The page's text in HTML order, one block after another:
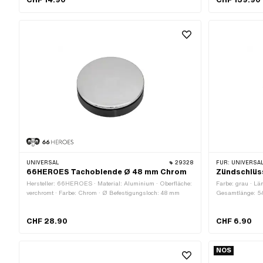
UNIVERSAL 29328
66HEROES Tachoblende Ø 48 mm Chrom
Hersteller: 66HEROES · Material: Aluminium · Oberfläche:
verchromt · Farbe: Chrom · Ø Befestigungsloch: 48 mm
CHF 28.90
FÜR: UNIVERSAL ·
Farbe: grau ·
Gesamtlänge:
CHF 6.90
NOS